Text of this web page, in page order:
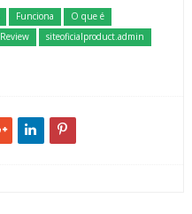
Funciona
O que é
Review
siteoficialproduct.admin